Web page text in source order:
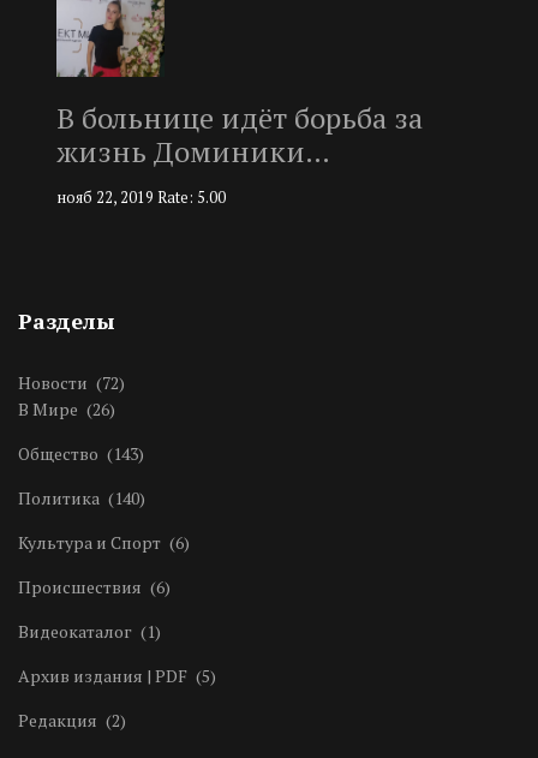
В больнице идёт борьба за
жизнь Доминики…
нояб 22, 2019 Rate: 5.00
Разделы
Новости (72)
В Мире (26)
Общество (143)
Политика (140)
Культура и Спорт (6)
Происшествия (6)
Видеокаталог (1)
Архив издания | PDF (5)
Редакция (2)